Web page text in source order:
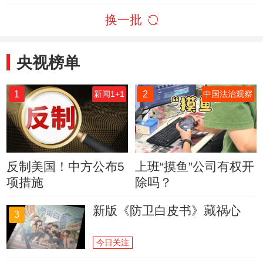
省钱计划
换一批
央视榜单
1 新闻1+1
反制美国！中方公布5
项措施
2 中国法治观察
上班“摸鱼”公司有权开
除吗？
3 新版《防卫白皮书》藏祸心
今日关注